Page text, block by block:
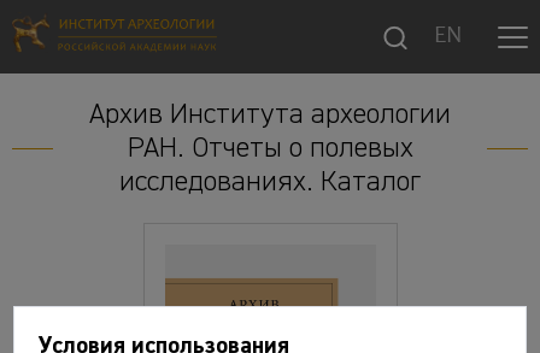
EN
Архив Института археологии
РАН. Отчеты о полевых
исследованиях. Каталог
Условия использования